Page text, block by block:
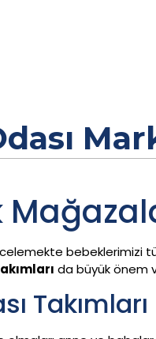
bebeklerimizi
da büyük önem
Takımları